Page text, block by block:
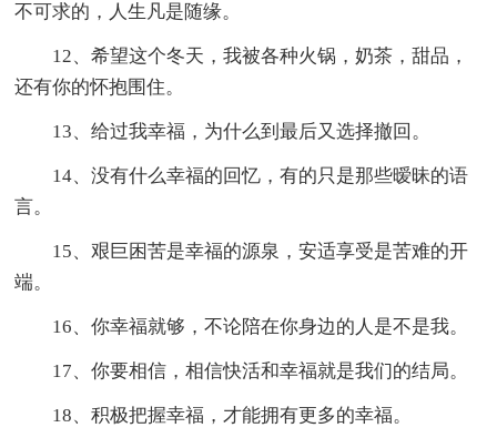
不可求的，人生凡是随缘。
12、希望这个冬天，我被各种火锅，奶茶，甜品，
还有你的怀抱围住。
13、给过我幸福，为什么到最后又选择撤回。
14、没有什么幸福的回忆，有的只是那些暧昧的语
言。
15、艰巨困苦是幸福的源泉，安适享受是苦难的开
端。
16、你幸福就够，不论陪在你身边的人是不是我。
17、你要相信，相信快活和幸福就是我们的结局。
18、积极把握幸福，才能拥有更多的幸福。